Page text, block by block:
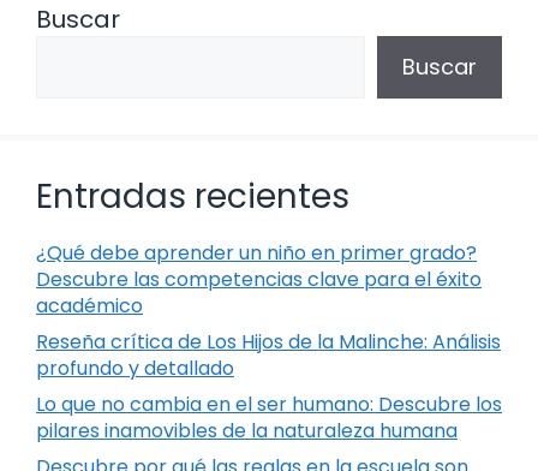
Buscar
Buscar
Entradas recientes
¿Qué debe aprender un niño en primer grado?
Descubre las competencias clave para el éxito
académico
Reseña crítica de Los Hijos de la Malinche: Análisis
profundo y detallado
Lo que no cambia en el ser humano: Descubre los
pilares inamovibles de la naturaleza humana